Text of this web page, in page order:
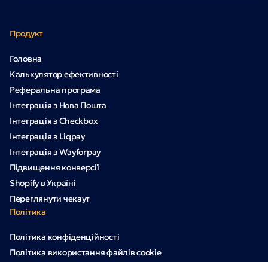
Продукт
Головна
Калькулятор ефективності
Реферальна програма
Інтеграція з Нова Пошта
Інтеграція з Checkbox
Інтеграція з Liqpay
Інтеграція з Wayforpay
Підвищення конверсії
Shopify в Україні
Переглянути чекаут
Політика
Політика конфіденційності
Політика використання файлів cookie